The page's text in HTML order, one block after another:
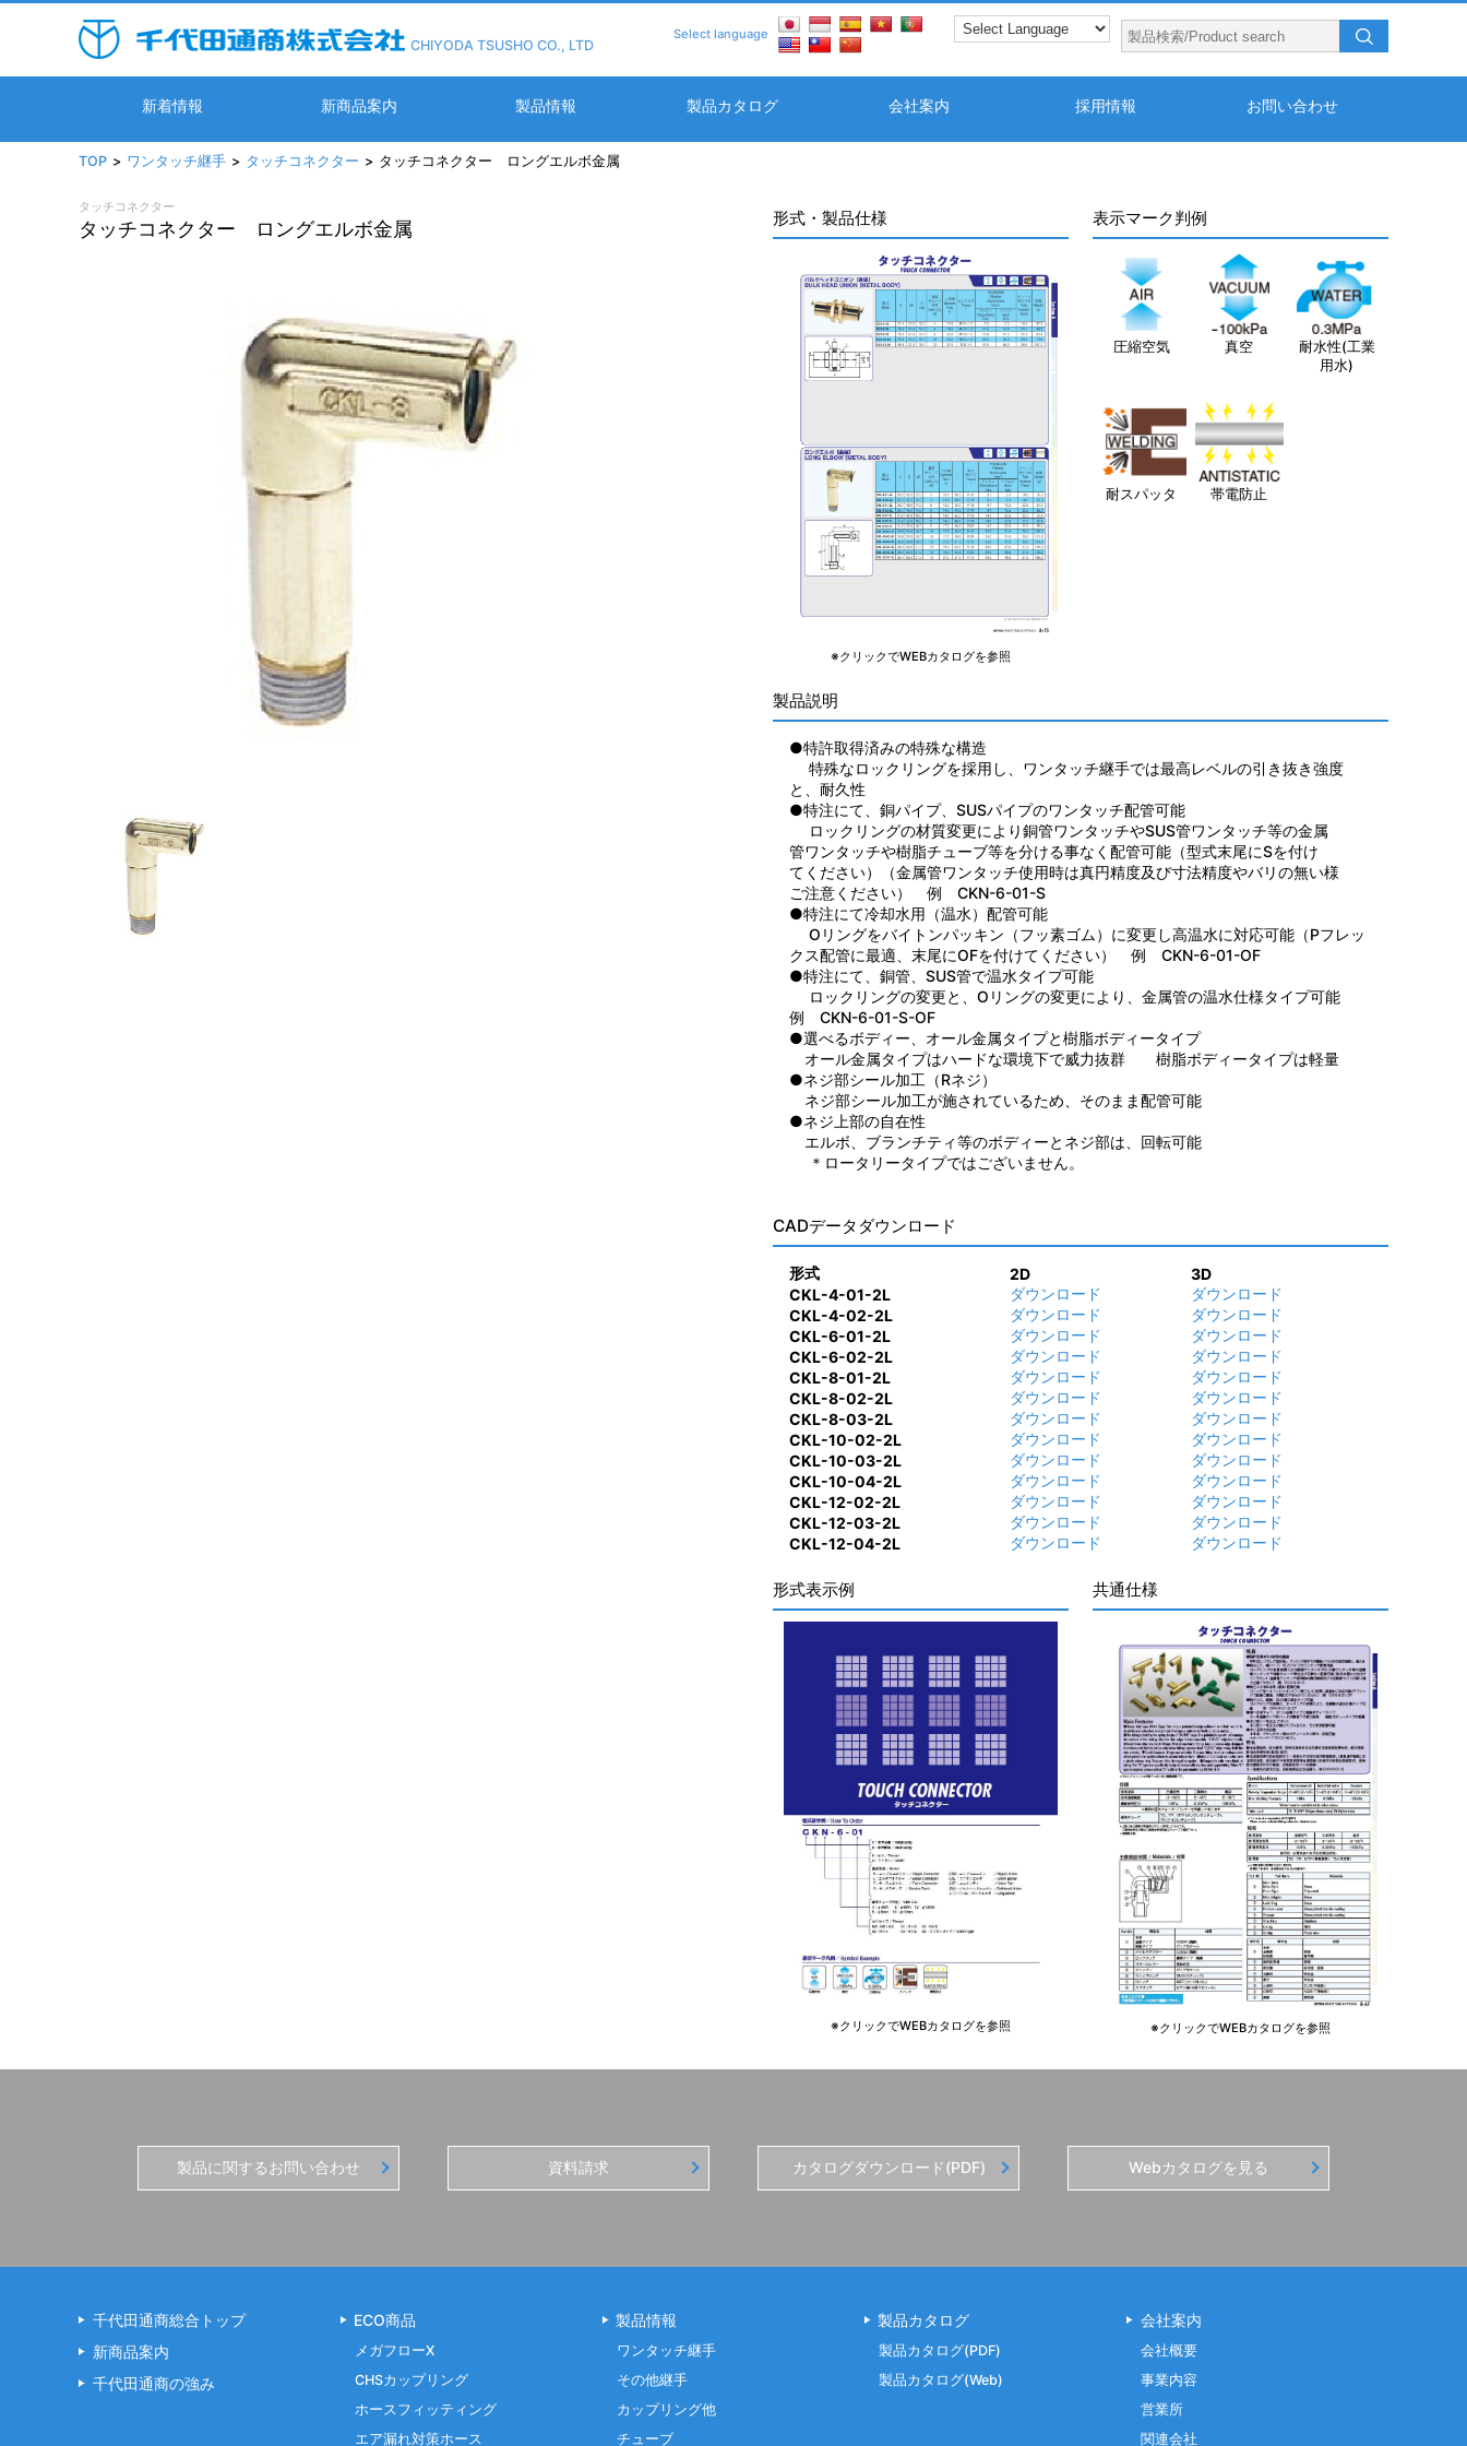
CHIYODA TSUSHO CO., LTD
Select language
新着情報 新商品案内 製品情報 製品カタログ 会社案内 採用情報 お問い合わせ
TOP ワンタッチ継手 タッチコネクター タッチコネクター ロングエルボ金属
タッチコネクター
タッチコネクター ロングエルボ金属 形式・製品仕様
※クリックでWEBカタログを参照
表示マーク判例
圧縮空気 真空
耐水性(工業
用水)
耐スパッタ 帯電防止
製品説明
●特許取得済みの特殊な構造
特殊なロックリングを採用し、ワンタッチ継手では最高レベルの引き抜き強度
と、耐久性
●特注にて、銅パイプ、SUSパイプのワンタッチ配管可能
ロックリングの材質変更により銅管ワンタッチやSUS管ワンタッチ等の金属
管ワンタッチや樹脂チューブ等を分ける事なく配管可能（型式末尾にSを付け
てください）（金属管ワンタッチ使用時は真円精度及び寸法精度やバリの無い様
ご注意ください） 例 CKN-6-01-S
●特注にて冷却水用（温水）配管可能
Oリングをバイトンパッキン（フッ素ゴム）に変更し高温水に対応可能（Pフレッ
クス配管に最適、末尾にOFを付けてください） 例 CKN-6-01-OF
●特注にて、銅管、SUS管で温水タイプ可能
ロックリングの変更と、Oリングの変更により、金属管の温水仕様タイプ可能
例 CKN-6-01-S-OF
●選べるボディー、オール金属タイプと樹脂ボディータイプ
オール金属タイプはハードな環境下で威力抜群 樹脂ボディータイプは軽量
●ネジ部シール加工（Rネジ）
ネジ部シール加工が施されているため、そのまま配管可能
●ネジ上部の自在性
エルボ、ブランチティ等のボディーとネジ部は、回転可能
＊ロータリータイプではございません。
CADデータダウンロード
形式 2D
3D
CKL-4-01-2L
ダウンロード
ダウンロード
CKL-4-02-2L
ダウンロード
ダウンロード
CKL-6-01-2L
ダウンロード
ダウンロード
CKL-6-02-2L
ダウンロード
ダウンロード
CKL-8-01-2L
ダウンロード
ダウンロード
CKL-8-02-2L
ダウンロード
ダウンロード
CKL-8-03-2L
ダウンロード
ダウンロード
CKL-10-02-2L
ダウンロード
ダウンロード
CKL-10-03-2L
ダウンロード
ダウンロード
CKL-10-04-2L
ダウンロード
ダウンロード
CKL-12-02-2L
ダウンロード
ダウンロード
CKL-12-03-2L
ダウンロード
ダウンロード
CKL-12-04-2L
ダウンロード ダウンロード
形式表示例
※クリックでWEBカタログを参照
共通仕様
※クリックでWEBカタログを参照
製品に関するお問い合わせ 資料請求 カタログダウンロード(PDF) Webカタログを見る
千代田通商総合トップ
新商品案内
千代田通商の強み
ECO商品
メガフローX
CHSカップリング
ホースフィッティング
エア漏れ対策ホース
製品情報
ワンタッチ継手
その他継手
カップリング他
チューブ
製品カタログ
製品カタログ(PDF)
製品カタログ(Web)
会社案内
会社概要
事業内容
営業所
関連会社